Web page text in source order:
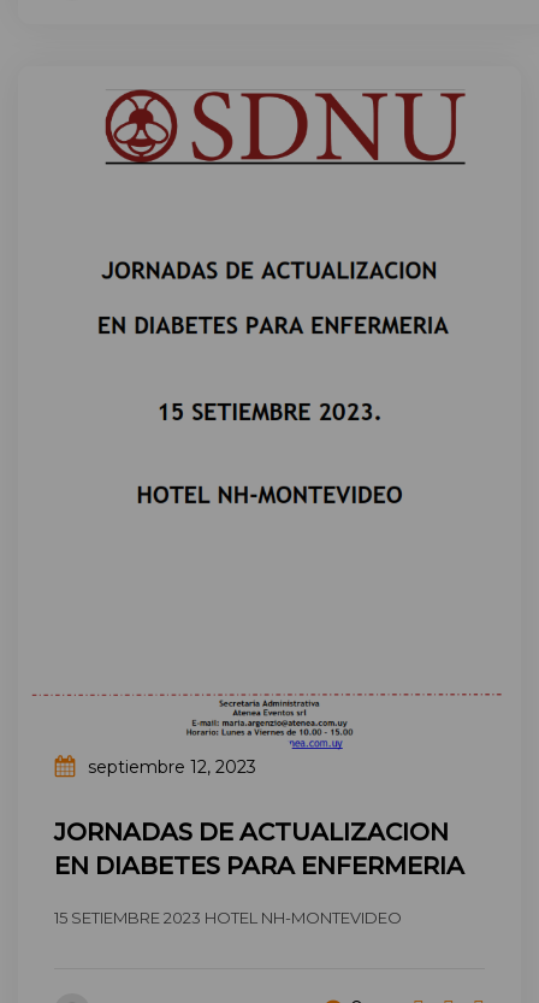
septiembre 12, 2023
JORNADAS DE ACTUALIZACION
EN DIABETES PARA ENFERMERIA
15 SETIEMBRE 2023 HOTEL NH-MONTEVIDEO